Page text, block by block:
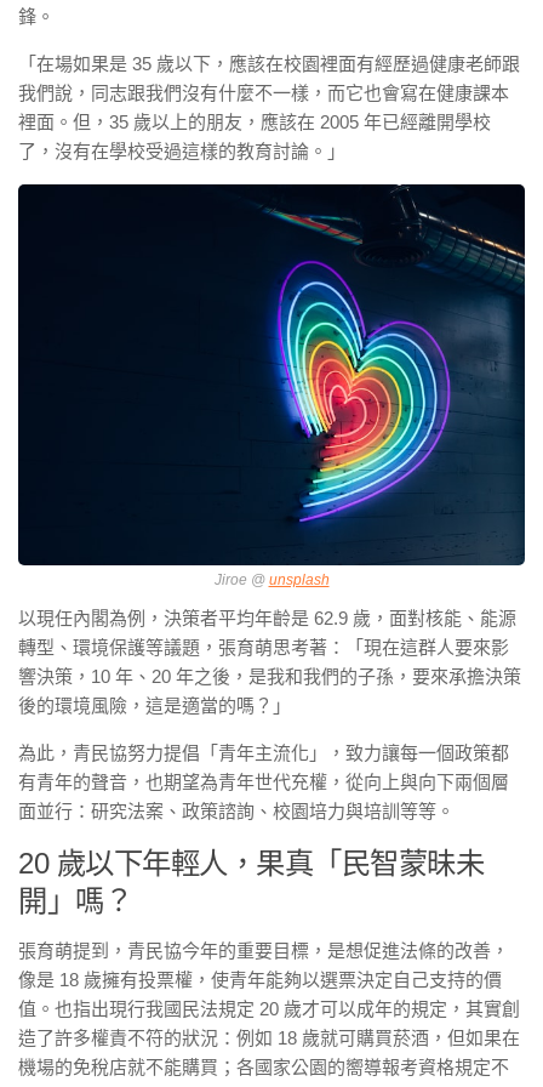
鋒。
「在場如果是 35 歲以下，應該在校園裡面有經歷過健康老師跟
我們說，同志跟我們沒有什麼不一樣，而它也會寫在健康課本
裡面。但，35 歲以上的朋友，應該在 2005 年已經離開學校
了，沒有在學校受過這樣的教育討論。」
Jiroe @ unsplash
以現任內閣為例，決策者平均年齡是 62.9 歲，面對核能、能源
轉型、環境保護等議題，張育萌思考著：「現在這群人要來影
響決策，10 年、20 年之後，是我和我們的子孫，要來承擔決策
後的環境風險，這是適當的嗎？」
為此，青民協努力提倡「青年主流化」，致力讓每一個政策都
有青年的聲音，也期望為青年世代充權，從向上與向下兩個層
面並行：研究法案、政策諮詢、校園培力與培訓等等。
20 歲以下年輕人，果真「民智蒙昧未
開」嗎？
張育萌提到，青民協今年的重要目標，是想促進法條的改善，
像是 18 歲擁有投票權，使青年能夠以選票決定自己支持的價
值。也指出現行我國民法規定 20 歲才可以成年的規定，其實創
造了許多權責不符的狀況：例如 18 歲就可購買菸酒，但如果在
機場的免稅店就不能購買；各國家公園的嚮導報考資格規定不